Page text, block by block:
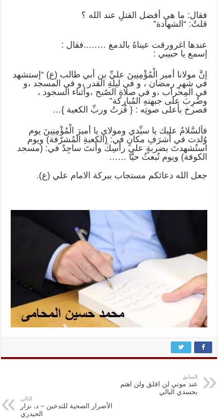
فقال: ما هي أفضل القتلِ عند الله ؟
قلتُ: “الشهادة”
عندها اغرورقت عيناهُ بالدمع ……..فقال :
إسمع يا حبيبي :
إنَّ مولانا أمير الْمُؤْمِنِينَ عليِّ بن أبي طالب (ع) “إستشهد
في شهرِ رمضان ، و في ليلةِ القدر ،و في المسجد ،و
في المِحراب ،و في صلاةِ الصُبح ،وأثناء السجود ،
وضُرِبَ على جبهتهِ المُباركة”
فصرخ بأعلى صوتِه : { فُزتُ وربِّ الكعبة }…
فاَلسَّلامُ عليك يا سيِّدي ومولاي يا أميرَ الْمُؤْمِنِينَ يوم
وُلدت في أشرَفِ مكانٍ في: (الكعبةِ المُشرّفة) ويوم
استُشهدتَ بضربةٍ على رأسِكَ وأنتَ ساجِدٌ في: (مسجد
الكوفة) ويوم تُبعثُ حيَّا ……
جعل الله دعائكم مستجاب ببركة الامام علي (ع).
السابق
عند موتي لن اقلق ولن اهتم
بجسدي البالي
التالي
الأضرار الصحية للتدخين – د. نزار
الحيدري